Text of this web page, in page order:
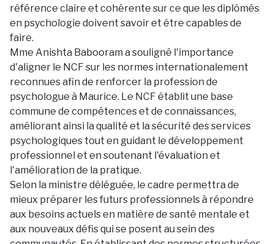
référence claire et cohérente sur ce que les diplômés
en psychologie doivent savoir et être capables de
faire.
Mme Anishta Babooram a souligné l'importance
d'aligner le NCF sur les normes internationalement
reconnues afin de renforcer la profession de
psychologue à Maurice. Le NCF établit une base
commune de compétences et de connaissances,
améliorant ainsi la qualité et la sécurité des services
psychologiques tout en guidant le développement
professionnel et en soutenant l'évaluation et
l'amélioration de la pratique.
Selon la ministre déléguée, le cadre permettra de
mieux préparer les futurs professionnels à répondre
aux besoins actuels en matière de santé mentale et
aux nouveaux défis qui se posent au sein des